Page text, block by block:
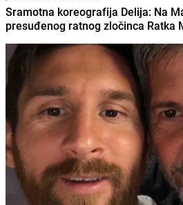
Sramotna koreografija Delija: Na
presuđenog ratnog zločinca Ratka